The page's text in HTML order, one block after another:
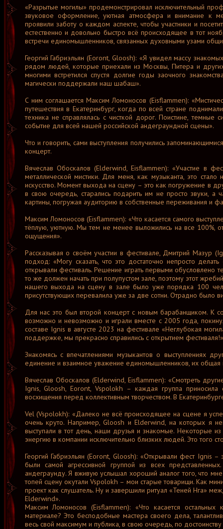
«Разрытые могилы» продемонстрировал исключительный
звуковое оформление, уютная атмосфера и внимание к
проявили заботу о каждом аспекте, чтобы участники и
естественно и довольно быстро всё происходящее в тот
встречи единомышленников, связанных духовными узами
Георгий Габриэльян (Eoront, Gloosh): «Я увидел массу
рядом людей, которые приехали из Москвы, Питера и
многими встретился спустя долгие годы заочного
магически поддержали наш шабаш».
С ним соглашается Максим Ломоносов (Eisflammen):
путешествия в Екатеринбург, когда по всей стране
техника не справлялась с чисткой дорог. Поистине, темные
событие для всей нашей российской андеграундной сцены».
Что и говорить, сами выступления получились
концерт.
Вячеслав Обоскалов (Elderwind, Eisflammen): «Участие в
металлической мистики. Для меня, как музыканта, это
искусство. Момент выхода на сцену – это как погружение в
в свою очередь, старались подарить им не просто звуки, а
картины, погружая аудиторию в собственные переживания и
Максим Ломоносов (Eisflammen): «Что касается самого
тёплую, уютную. Мы тем не менее выложились на все 100%,
ощущения».
Рассказывая о своём участии в фестивале, Дмитрий Мазур
подход: «Могу сказать, что это достаточно непросто
открывали фестиваль. Решение играть первыми
то же должен начать при полупустом зале, поэтому этот
нашего выхода на сцену в зале было уже порядка 100
присутствующих перевалила уже за две сотни. Отрадно было
Для нас это был второй концерт с новым барабанщиком. К
возможно и невозможно и играли вместе с 2005 года,
составе Ignis в августе 2023 на фестивале «Неглубокая
поддержке, мы прекрасно справились с открытием фестиваля!»
Знакомясь с впечатлениями музыкантов о выступлениях
единение и взаимное уважение единомышленников, их общая
Вячеслав Обоскалов (Elderwind, Eisflammen): «Смотреть
Ignis, Gloosh, Eoront, Vspolokh – каждая группа
восхищения перед коллективным творчеством. В
Vel (Vspolokh): «Далеко не всё происходящее на сцене я
очень круто. Например, Gloosh и Elderwind, на которых я
выступали в тот день, наши друзья и знакомые. Некоторые
энергию в компании исключительно близких людей. Это того
Георгий Габриэльян (Eoront, Gloosh): «Открывали фест Ignis
были самой агрессивной группой из всех
андеграунду. Я вживую услышал хороший аналог того, что
топей сцену окутали Vspolokh – мои старые товарищи. Как
проект как слушатель. Ну и завершили ритуал «Теней Нга»
Elderwind».
Максим Ломоносов (Eisflammen): «Что касается
материале? Это бесподобные мастера своего дела,
весь свой максимум и публика, в свою очередь, по